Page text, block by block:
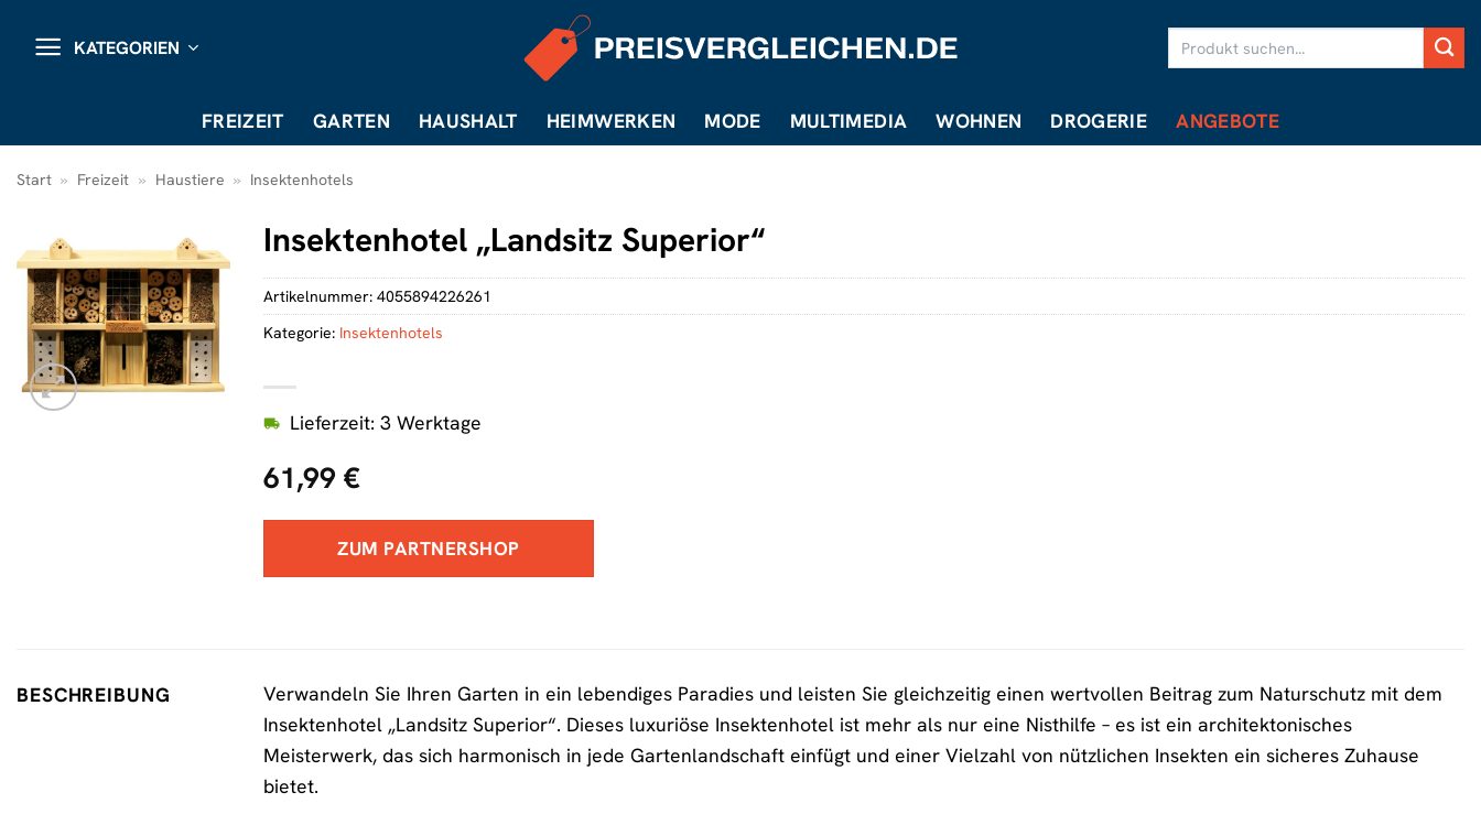
Inhalt
KATEGORIEN
FREIZEIT GARTEN HAUSHALT HEIMWERKEN MODE MULTIMEDIA WOHNEN DROGERIE ANGEBOTE
Start » Freizeit » Haustiere » Insektenhotels
Insektenhotel „Landsitz Superior“
61,99 €
Lieferzeit: 3 Werktage
ZUM PARTNERSHOP
Artikelnummer: 4055894226261
Kategorie: Insektenhotels
BESCHREIBUNG
Verwandeln Sie Ihren Garten in ein lebendiges Paradies und leisten Sie gleichzeitig einen wertvollen Beitrag zum Naturschutz mit dem
Insektenhotel „Landsitz Superior“. Dieses luxuriöse Insektenhotel ist mehr als nur eine Nisthilfe – es ist ein architektonisches
Meisterwerk, das sich harmonisch in jede Gartenlandschaft einfügt und einer Vielzahl von nützlichen Insekten ein sicheres Zuhause
bietet.